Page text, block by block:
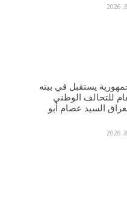
يستقبل في بيته
للتحالف الوطني
السيد عصام أبو